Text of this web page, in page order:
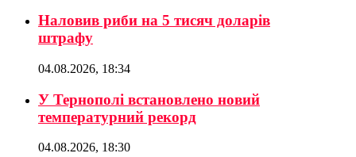
Наловив риби на 5 тисяч доларів
штрафу
04.08.2026, 18:34
У Тернополі встановлено новий
температурний рекорд
04.08.2026, 18:30